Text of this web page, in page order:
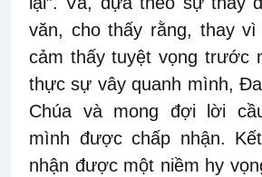
văn, chothấy rằng, thay vì
cảm thấy tuyệt vọng trước
thực sự vây quanh mình,
Chúa và mong đợi lời
mình được chấp nhận.
nhận được một niềm hy